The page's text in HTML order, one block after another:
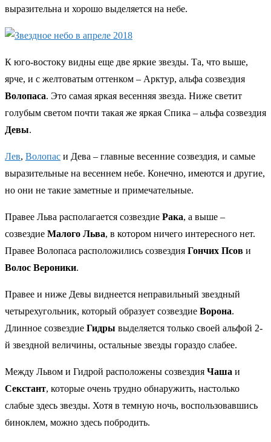
выразительна и хорошо выделяется на небе.
К юго-востоку видны еще две яркие звезды. Та, что выше,
ярче, и с желтоватым оттенком – Арктур, альфа созвездия
Волопаса. Это самая яркая весенняя звезда. Ниже светит
голубым светом почти такая же яркая Спика – альфа созвездия
Девы.
Лев, Волопас и Дева – главные весенние созвездия, и самые
выразительные на весеннем небе. Конечно, имеются и другие,
но они не такие заметные и примечательные.
Правее Льва располагается созвездие Рака, а выше –
созвездие Малого Льва, в котором ничего интересного нет.
Правее Волопаса расположились созвездия Гончих Псов и
Волос Вероники.
Правее и ниже Девы виднеется неправильный звездный
четырехугольник, который образует созвездие Ворона.
Длинное созвездие Гидры выделяется только своей альфой 2-
й звездной величины, остальные звезды гораздо слабее.
Между Львом и Гидрой расположены созвездия Чаша и
Секстант, которые очень трудно обнаружить, настолько
слабые здесь звезды. Хотя в темную ночь, воспользовавшись
биноклем, можно здесь побродить.